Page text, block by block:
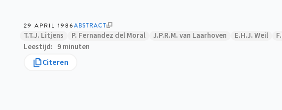
29 APRIL 1986ABSTRACT
T.T.J. Litjens P. Fernandez del Moral J.P.R.M. van Laarhoven E.H.J. Weil
Leestijd
9 minuten
Citeren